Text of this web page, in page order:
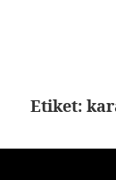
Etiket: